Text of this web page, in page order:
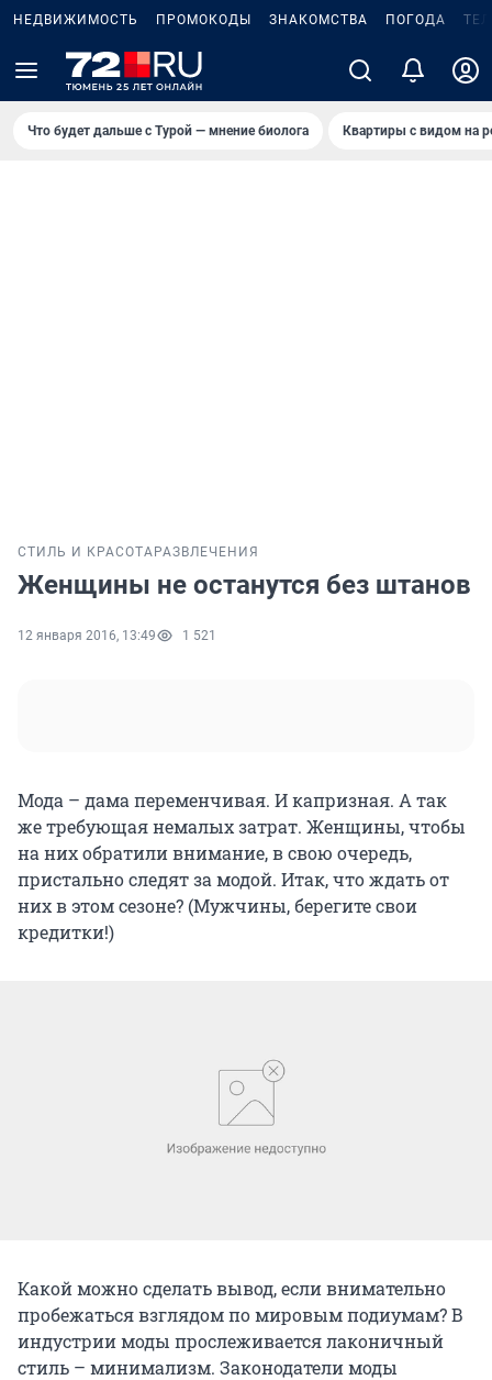
НЕДВИЖИМОСТЬ ПРОМОКОДЫ ЗНАКОМСТВА ПОГОДА
Что будет дальше с Турой — мнение биолога Квартиры с видом на
СТИЛЬ И КРАСОТА РАЗВЛЕЧЕНИЯ
Женщины не останутся без штанов
12 января 2016, 13:49 1 521
Мода – дама переменчивая. И капризная. А так
же требующая немалых затрат. Женщины, чтобы
на них обратили внимание, в свою очередь,
пристально следят за модой. Итак, что ждать от
них в этом сезоне? (Мужчины, берегите свои
кредитки!)
Какой можно сделать вывод, если внимательно
пробежаться взглядом по мировым подиумам? В
индустрии моды прослеживается лаконичный
стиль – минимализм. Законодатели моды